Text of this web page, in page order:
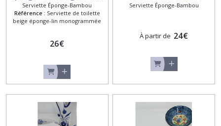
Serviette Éponge-Bambou
Référence : Serviette de toilette
beige éponge-lin monogrammée
26€
Serviette Éponge-Bambou
À partir de 24€